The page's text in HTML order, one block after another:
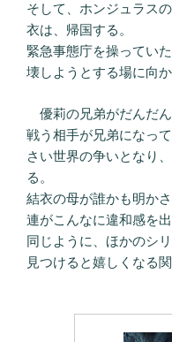
そして、ホンジュラス
衣は、帰国する。
緊急事態庁を操ってい
壊しようとする場に向か
優莉の兄弟がだんだん
戦う相手が兄弟になっ
さい世界の争いとなり
る。
結衣の母が誰かも明か
連がこんなに違和感を出
同じように、ほかのシ
見つけると嬉しくなる